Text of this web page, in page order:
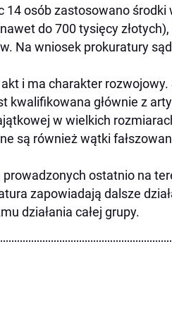
14 osób zastosowano środki
do 700 tysięcy
Na wniosek prokuratury
i ma charakter rozwojowy.
kwalifikowana głównie z
w wielkich
są również wątki
ostatnio na
zapowiadają dalsze
działania całej grupy.